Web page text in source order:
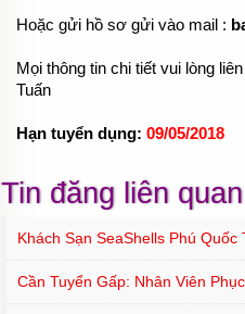
Hoặc gửi hồ sơ gửi vào mail :
Mọi thông tin chi tiết vui lòng
Tuấn
Hạn tuyển dụng: 09/05/2018
Tin đăng liên quan
Khách Sạn SeaShells Phú
Cần Tuyển Gấp: Nhân Viên